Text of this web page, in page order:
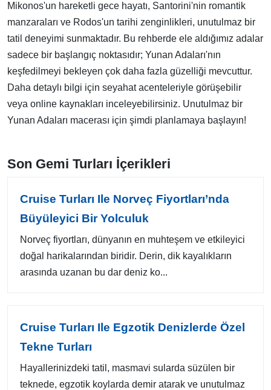
Mikonos'un hareketli gece hayatı, Santorini'nin romantik
manzaraları ve Rodos'un tarihi zenginlikleri, unutulmaz bir
tatil deneyimi sunmaktadır. Bu rehberde ele aldığımız adalar
sadece bir başlangıç noktasıdır; Yunan Adaları'nın
keşfedilmeyi bekleyen çok daha fazla güzelliği mevcuttur.
Daha detaylı bilgi için seyahat acenteleriyle görüşebilir
veya online kaynakları inceleyebilirsiniz. Unutulmaz bir
Yunan Adaları macerası için şimdi planlamaya başlayın!
Son Gemi Turları İçerikleri
Cruise Turları Ile Norveç Fiyortları’nda
Büyüleyici Bir Yolculuk
Norveç fiyortları, dünyanın en muhteşem ve etkileyici
doğal harikalarından biridir. Derin, dik kayalıkların
arasında uzanan bu dar deniz ko...
Cruise Turları Ile Egzotik Denizlerde Özel
Tekne Turları
Hayallerinizdeki tatil, masmavi sularda süzülen bir
teknede, egzotik koylarda demir atarak ve unutulmaz